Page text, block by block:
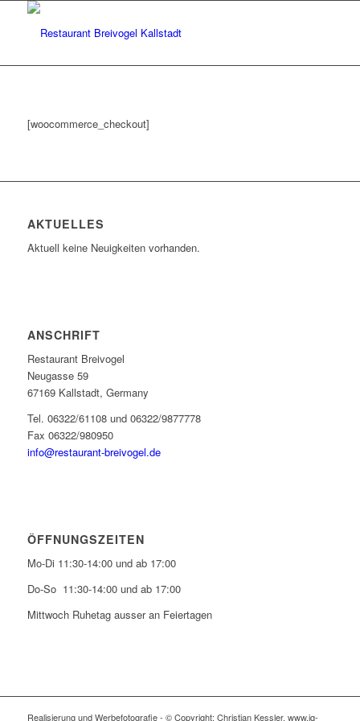
[woocommerce_checkout]
AKTUELLES
Aktuell keine Neuigkeiten vorhanden.
ANSCHRIFT
Restaurant Breivogel
Neugasse 59
67169 Kallstadt, Germany
Tel. 06322/61108 und 06322/9877778
Fax 06322/980950
info@restaurant-breivogel.de
ÖFFNUNGSZEITEN
Mo-Di 11:30-14:00 und ab 17:00
Do-So 11:30-14:00 und ab 17:00
Mittwoch Ruhetag ausser an Feiertagen
Realisierung und Werbefotografie - © Copyright: Christian Kessler, www.iq-